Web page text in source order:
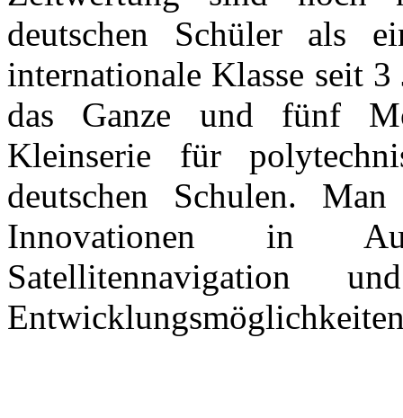
deutschen Schüler als
internationale Klasse seit
das Ganze und fünf
Kleinserie für
deutschen Schulen.
Innovationen in
Satellitennavigation